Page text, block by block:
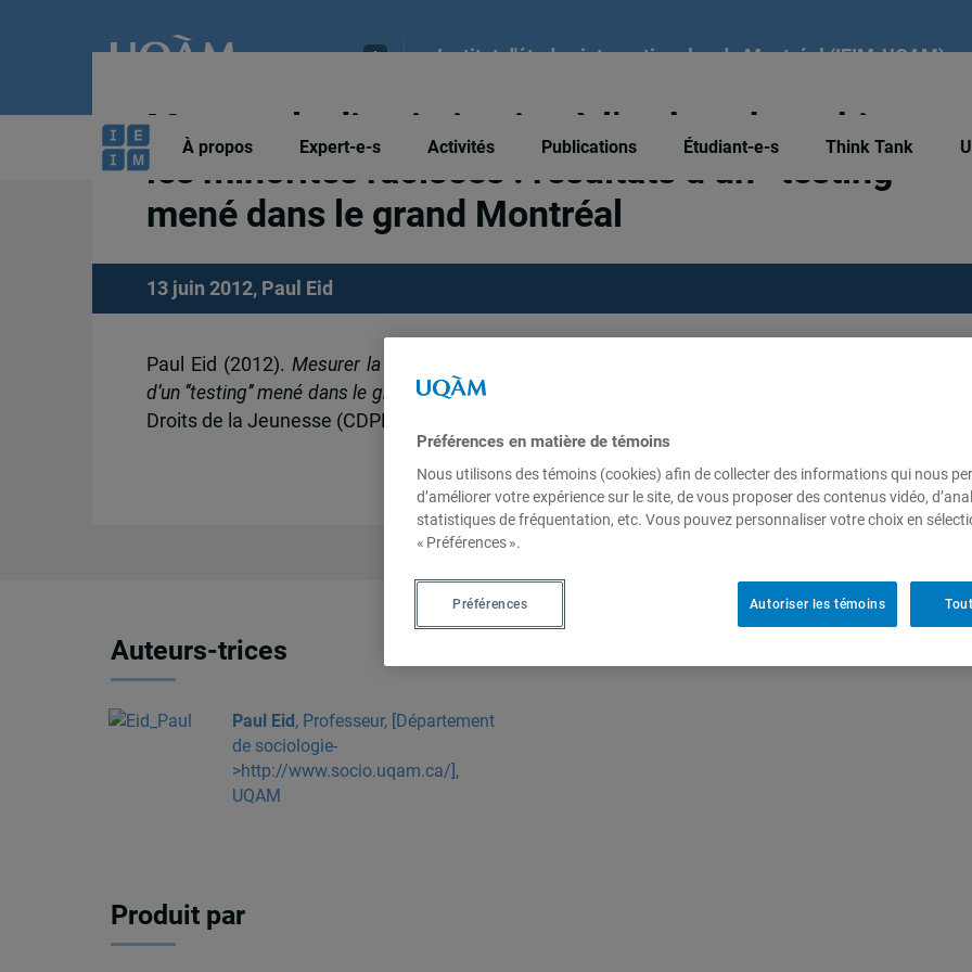
Institut d'études internationales de Montréal (IEIM-UQAM)
À propos Expert-e-s Activités Publications Étudiant-e-s Think Tank
Mesurer la discrimination à l’embauche subie par
les minorités racisées : résultats d’un ‘‘testing’’
mené dans le grand Montréal
13 juin 2012, Paul Eid
Paul Eid (2012). Mesurer la discrimination à l’embauche subie par les minorités racisées :
d’un ‘‘testing’’ mené dans le grand Montréal
Droits de la Jeunesse (CDPDJ), 52p.
Auteurs-trices
Paul Eid , Professeur, [Département
de sociologie-
>http://www.socio.uqam.ca/],
UQAM
Produit par
Préférences en matière de témoins
Nous utilisons des témoins (cookies) afin de collecter des informations qui nous
d’améliorer votre expérience sur le site, de vous proposer des contenus vidéo,
statistiques de fréquentation, etc. Vous pouvez personnaliser votre choix en
« Préférences ».
Autoriser les témoins
Préférences